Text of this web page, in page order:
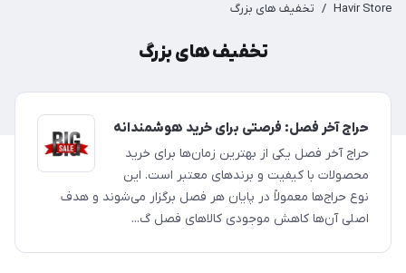
Havir Store
/ تخفیف های بزرگ
تخفیف های بزرگ
حراج آخر فصل: فرصتی برای خرید هوشمندانه
حراج آخر فصل یکی از بهترین زمان‌ها برای خرید
محصولات با کیفیت و برندهای معتبر است. این
نوع حراج‌ها معمولاً در پایان هر فصل برگزار می‌شوند و هدف
اصلی آن‌ها کاهش موجودی کالاهای فصل گ...